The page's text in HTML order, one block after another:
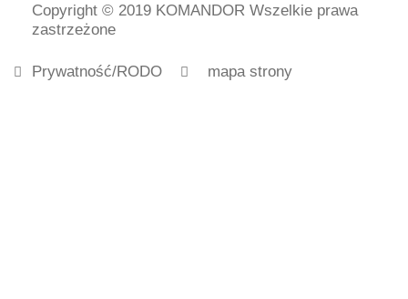
Copyright © 2019 KOMANDOR Wszelkie prawa
zastrzeżone
Prywatność/RODO mapa strony